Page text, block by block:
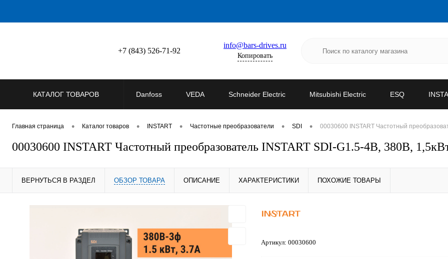
+7 (843) 526-71-92
info@bars-drives.ru
Копировать
КАТАЛОГ ТОВАРОВ Danfoss VEDA Schneider Electric Mitsubishi Electric ESQ
Главная страница • Каталог товаров • INSTART • Частотные преобразователи • SDI • 00030600 INSTART Частотный
00030600 INSTART Частотный преобразователь INSTART SDI-G1.5-4B, 380В,
ВЕРНУТЬСЯ В РАЗДЕЛ ОБЗОР ТОВАРА ОПИСАНИЕ ХАРАКТЕРИСТИКИ ПОХОЖИЕ ТОВАРЫ
Артикул: 00030600